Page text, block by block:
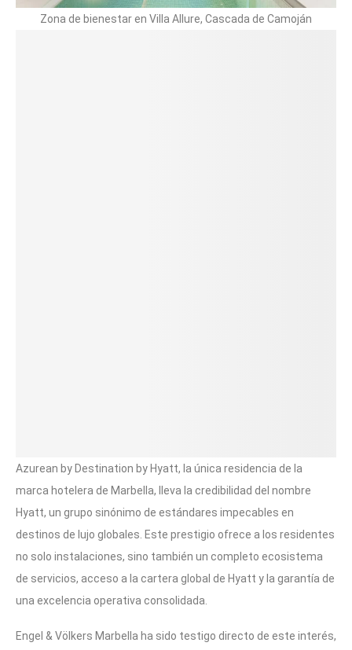
Zona de bienestar en Villa Allure, Cascada de Camoján
Azurean by Destination by Hyatt, la única residencia de la
marca hotelera de Marbella, lleva la credibilidad del nombre
Hyatt, un grupo sinónimo de estándares impecables en
destinos de lujo globales. Este prestigio ofrece a los residentes
no solo instalaciones, sino también un completo ecosistema
de servicios, acceso a la cartera global de Hyatt y la garantía de
una excelencia operativa consolidada.
Engel & Völkers Marbella ha sido testigo directo de este interés,